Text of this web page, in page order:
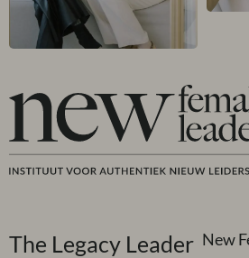
The Legacy Leader New